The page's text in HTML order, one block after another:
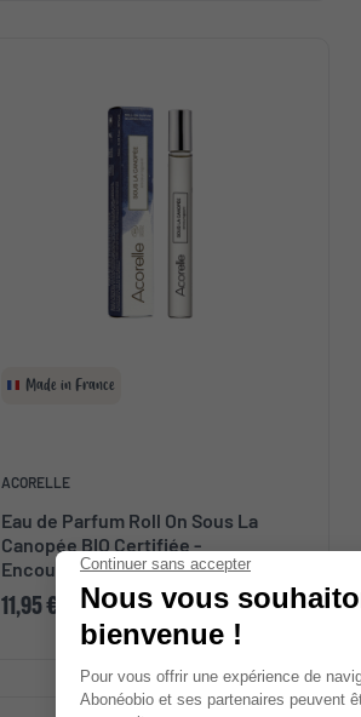
Made in France
ACORELLE
Eau de Parfum Roll On Sous La
Canopée BIO Certifiée -
Encourageante
11,95 €